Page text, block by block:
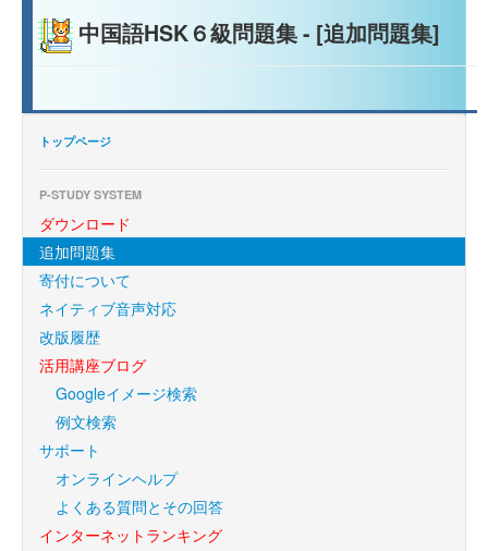
中国語HSK６級問題集 - [追加問題集]
トップページ
P-STUDY SYSTEM
ダウンロード
追加問題集
寄付について
ネイティブ音声対応
改版履歴
活用講座ブログ
Googleイメージ検索
例文検索
サポート
オンラインヘルプ
よくある質問とその回答
インターネットランキング